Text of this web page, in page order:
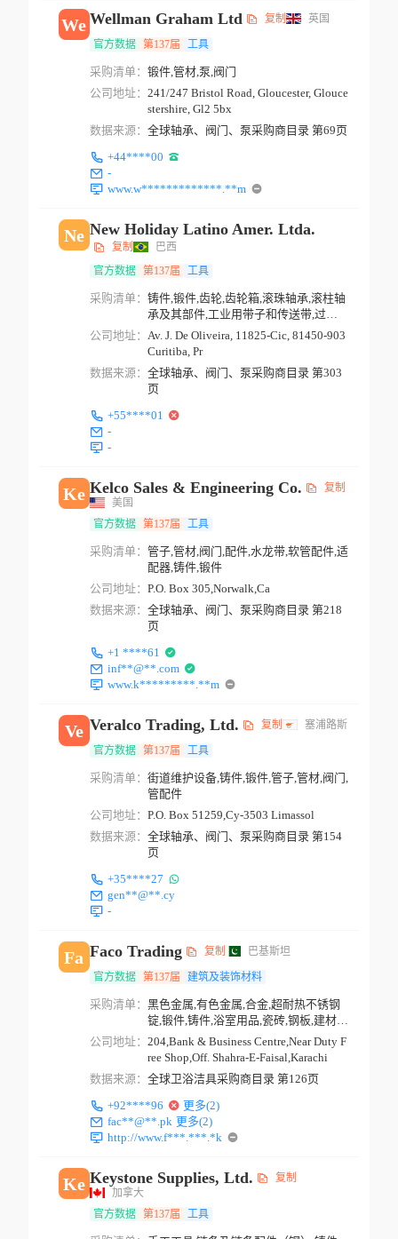
WeWellman Graham Ltd 复制 英国
官方数据 第137届 工具
采购清单： 锻件,管材,泵,阀门
公司地址： 241/247 Bristol Road, Gloucester, Glouce
stershire, Gl2 5bx
数据来源： 全球轴承、阀门、泵采购商目录 第69页
+44****00
-
www.w*************.**m
Ne New Holiday Latino Amer. Ltda.
复制
巴西
官方数据 第137届 工具
采购清单： 铸件,锻件,齿轮,齿轮箱,滚珠轴承,滚柱轴
承及其部件,工业用带子和传送带,过滤
器,粗滤器,...
公司地址： Av. J. De Oliveira, 11825-Cic, 81450-903
Curitiba, Pr
数据来源： 全球轴承、阀门、泵采购商目录 第303
页
+55****01
-
-
Ke Kelco Sales & Engineering Co.
复制
美国
官方数据 第137届 工具
采购清单： 管子,管材,阀门,配件,水龙带,软管配件,适
配器,铸件,锻件
公司地址： P.O. Box 305,Norwalk,Ca
数据来源： 全球轴承、阀门、泵采购商目录 第218
页
+1 ****61
inf**@**.com
www.k*********.**m
Ve Veralco Trading, Ltd. 复制 塞浦路斯
官方数据 第137届 工具
采购清单： 街道维护设备,铸件,锻件,管子,管材,阀门,
管配件
公司地址： P.O. Box 51259,Cy-3503 Limassol
数据来源： 全球轴承、阀门、泵采购商目录 第154
页
+35****27
gen**@**.cy
-
Fa Faco Trading 复制 巴基斯坦
官方数据 第137届 建筑及装饰材料
采购清单： 黑色金属,有色金属,合金,超耐热不锈钢
锭,锻件,铸件,浴室用品,瓷砖,钢板,建材,
金属制品
公司地址： 204,Bank & Business Centre,Near Duty F
ree Shop,Off. Shahra-E-Faisal,Karachi
数据来源： 全球卫浴洁具采购商目录 第126页
+92****96
更多(2)
fac**@**.pk 更多(2)
http://www.f***.***.*k
Ke Keystone Supplies, Ltd.
复制
加拿大
官方数据 第137届 工具